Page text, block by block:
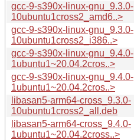
gcc-9-s390x-linux-gnu_9.3.0-
10ubuntu1cross2_amd6..>
gcc-9-s390x-linux-gnu_9.3.0-
10ubuntu1cross2_i386..>
gcc-9-s390x-linux-gnu_9.4.0-
1ubuntu1~20.04.2cros..>
gcc-9-s390x-linux-gnu_9.4.0-
1ubuntu1~20.04.2cros..>
libasan5-arm64-cross_9.3.0-
10ubuntu1cross2_all.deb
libasan5-arm64-cross_9.4.0-
1ubuntu1~20.04.2cross..>